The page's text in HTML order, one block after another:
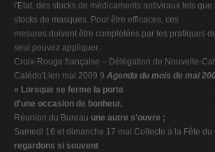
l'Etat, des stocks de médicaments antiviraux tels que
stocks de masques. Pour être efficaces, ces
mesures doivent être complétées par les pratiques
seul pouvez appliquer.
Croix-Rouge française – Délégation de Nouvelle-
Calédo'Lien mai 2009 9 Agenda du mois de mai
« Lorsque se ferme la porte
d'une occasion de bonheur,
Réunion du Bureau une autre s'ouvre ;
Samedi 16 et dimanche 17 mai Collecte à la Fête du
regardons si souvent